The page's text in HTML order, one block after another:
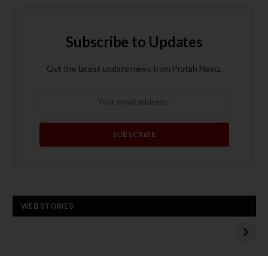
Subscribe to Updates
Get the latest update news from Pratah Newz.
WEB STORIES
बस बनी आग का गोला, पांच
यात्रियों की मौत
पहले हमास का अमेरिकी